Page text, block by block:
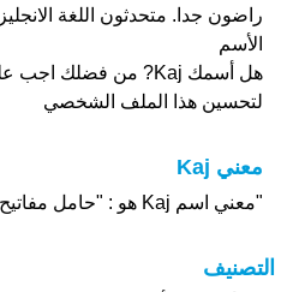
راضون جدا. متحدثون اللغة
الأسم
هل أسمك Kaj? من فضلك اجب على
لتحسين هذا الملف الشخصي
معني Kaj
"معني اسم Kaj هو : "حامل مفاتيح
التصنيف